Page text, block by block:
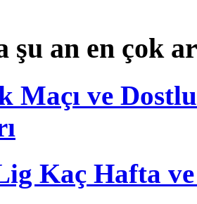
şu an en çok
Maçı ve
Kaç Hafta